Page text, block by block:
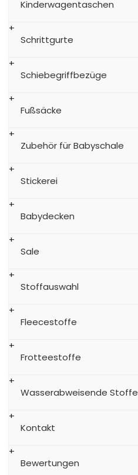
Kinderwagentaschen
Schrittgurte
Schiebegriffbezüge
Fußsäcke
Zubehör für Babyschale
Stickerei
Babydecken
Sale
Stoffauswahl
Fleecestoffe
Frotteestoffe
Wasserabweisende Stoffe
Kontakt
Bewertungen